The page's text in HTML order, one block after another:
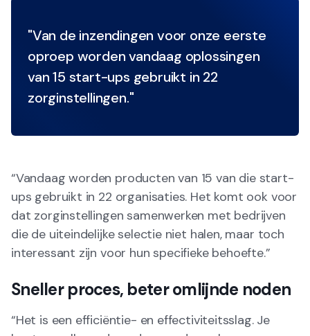
"Van de inzendingen voor onze eerste
oproep worden vandaag oplossingen
van 15 start-ups gebruikt in 22
zorginstellingen."
“Vandaag worden producten van 15 van die start-
ups gebruikt in 22 organisaties. Het komt ook voor
dat zorginstellingen samenwerken met bedrijven
die de uiteindelijke selectie niet halen, maar toch
interessant zijn voor hun specifieke behoefte.”
Sneller proces, beter omlijnde noden
“Het is een efficiëntie- en effectiviteitsslag. Je